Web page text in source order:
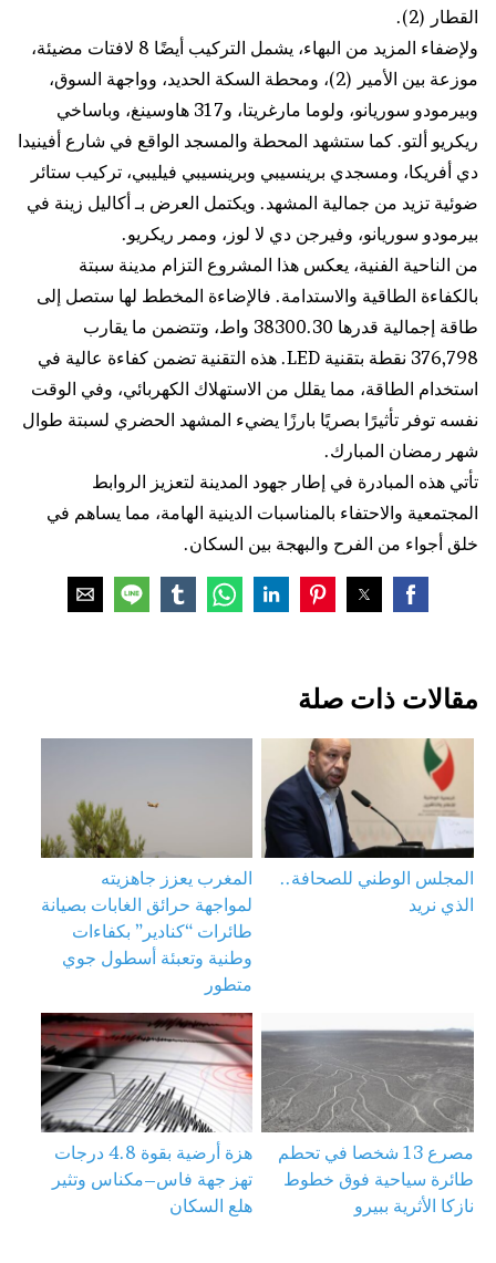
القطار (2).
ولإضفاء المزيد من البهاء، يشمل التركيب أيضًا 8 لافتات مضيئة،
موزعة بين الأمير (2)، ومحطة السكة الحديد، وواجهة السوق،
وبيرمودو سوريانو، ولوما مارغريتا، و317 هاوسينغ، وباساخي
ريكريو ألتو. كما ستشهد المحطة والمسجد الواقع في شارع أفينيدا
دي أفريكا، ومسجدي برينسيبي وبرينسيبي فيليبي، تركيب ستائر
ضوئية تزيد من جمالية المشهد. ويكتمل العرض بـ أكاليل زينة في
بيرمودو سوريانو، وفيرجن دي لا لوز، وممر ريكريو.
من الناحية الفنية، يعكس هذا المشروع التزام مدينة سبتة
بالكفاءة الطاقية والاستدامة. فالإضاءة المخطط لها ستصل إلى
طاقة إجمالية قدرها 38300.30 واط، وتتضمن ما يقارب
376,798 نقطة بتقنية LED. هذه التقنية تضمن كفاءة عالية في
استخدام الطاقة، مما يقلل من الاستهلاك الكهربائي، وفي الوقت
نفسه توفر تأثيرًا بصريًا بارزًا يضيء المشهد الحضري لسبتة طوال
شهر رمضان المبارك.
تأتي هذه المبادرة في إطار جهود المدينة لتعزيز الروابط
المجتمعية والاحتفاء بالمناسبات الدينية الهامة، مما يساهم في
خلق أجواء من الفرح والبهجة بين السكان.
مقالات ذات صلة
المجلس الوطني للصحافة..
الذي نريد
المغرب يعزز جاهزيته
لمواجهة حرائق الغابات بصيانة
طائرات “كنادير” بكفاءات
وطنية وتعبئة أسطول جوي
متطور
مصرع 13 شخصا في تحطم
طائرة سياحية فوق خطوط
نازكا الأثرية ببيرو
هزة أرضية بقوة 4.8 درجات
تهز جهة فاس–مكناس وتثير
هلع السكان